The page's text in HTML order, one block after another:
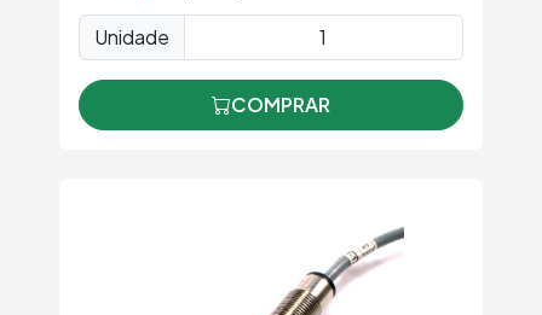
Unidade
COMPRAR